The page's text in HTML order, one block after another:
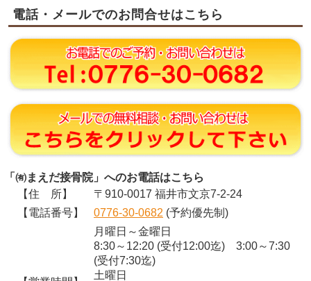
電話・メールでのお問合せはこちら
「㈲まえだ接骨院」へのお電話はこちら
【住 所】
〒910-0017 福井市文京7-2-24
【電話番号】
0776-30-0682 (予約優先制)
月曜日～金曜日
8:30～12:20 (受付12:00迄) 3:00～7:30
(受付7:30迄)
土曜日